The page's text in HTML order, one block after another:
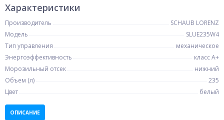
Характеристики
Производитель
SCHAUB LORENZ
Модель
SLUE235W4
Тип управления
механическое
Энергоэффективность
класс A+
Морозильный отсек
нижний
Объем (л)
235
Цвет
белый
ОПИСАНИЕ